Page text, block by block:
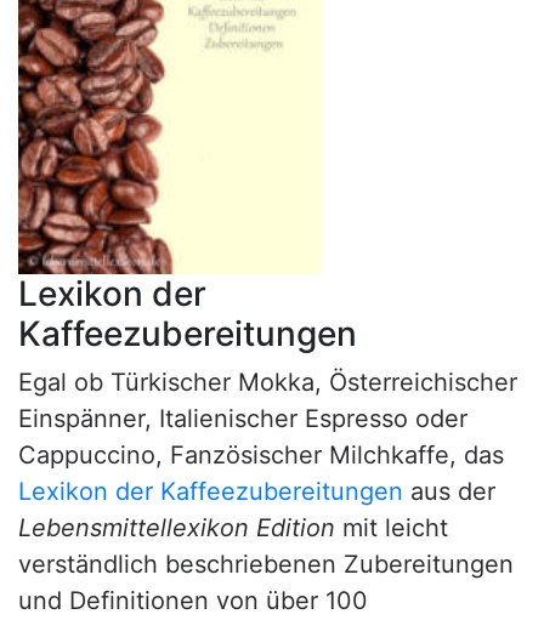
Lexikon der
Kaffeezubereitungen
Egal ob Türkischer Mokka, Österreichischer
Einspänner, Italienischer Espresso oder
Cappuccino, Fanzösischer Milchkaffe, das
Lexikon der Kaffeezubereitungen aus der
Lebensmittellexikon Edition mit leicht
verständlich beschriebenen Zubereitungen
und Definitionen von über 100